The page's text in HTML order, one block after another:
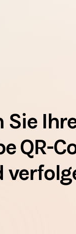
Sie
QR-